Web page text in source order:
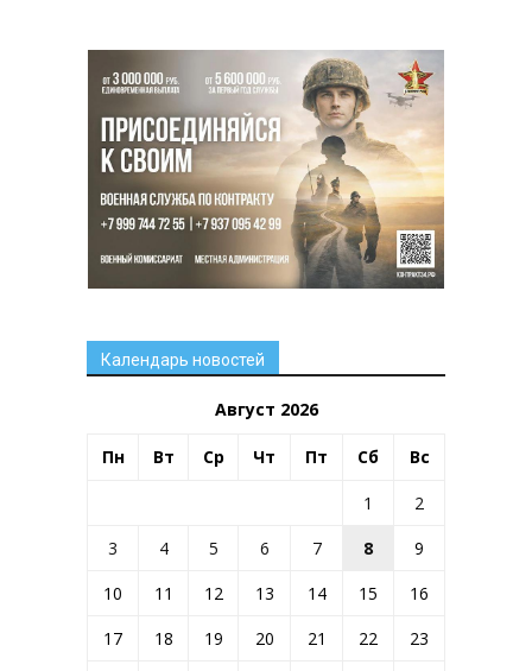
Календарь новостей
Август 2026
Пн Вт Ср Чт Пт Сб Вс
1
2
3
4 5 6 7 8
9
10
11 12 13 14 15
16
17
18 19 20 21 22
23